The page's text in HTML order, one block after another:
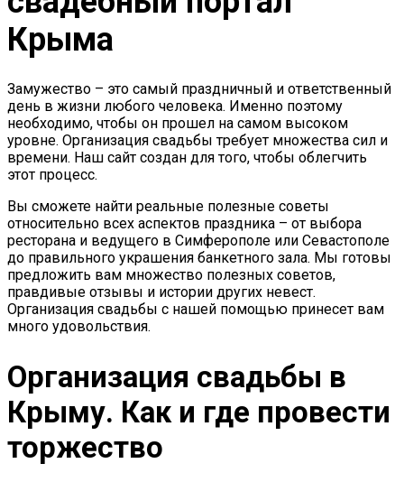
Крыма
Замужество – это самый праздничный и ответственный
день в жизни любого человека. Именно поэтому
необходимо, чтобы он прошел на самом высоком
уровне. Организация свадьбы требует множества сил и
времени. Наш сайт создан для того, чтобы облегчить
этот процесс.
Вы сможете найти реальные полезные советы
относительно всех аспектов праздника – от выбора
ресторана и ведущего в Симферополе или Севастополе
до правильного украшения банкетного зала. Мы готовы
предложить вам множество полезных советов,
правдивые отзывы и истории других невест.
Организация свадьбы с нашей помощью принесет вам
много удовольствия.
Организация свадьбы в
Крыму. Как и где провести
торжество